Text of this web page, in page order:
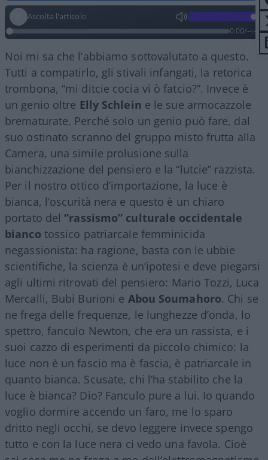
Ascolta l'articolo
0:00/--:--
Noi mi sa che l’abbiamo sottovalutato a questo.
Tutti a compatirlo, gli stivali infangati, la retorica
trombona, “mi ditcie cocia vi ò fatcio?”. Invece è
un genio oltre Elly Schlein e le sue armocazzole
brematurate. Perché solo un genio può fare, dal
suo ostinato scranno del gruppo misto frutta alla
Camera, una simile prolusione sulla
bianchizzazione del pensiero e la “lutcie” razzista.
Per il nostro ottico d’importazione, la luce è
bianca, l’oscurità nera e questo è un chiaro
portato del“rassismo” culturale occidentale
bianco tossico patriarcale femminicida
negassionista: ha ragione, basta con le ubbie
scientifiche, la scienza è un’ipotesi e deve piegarsi
agli ultimi ritrovati del pensiero: Mario Tozzi, Luca
Mercalli, Bubi Burioni e Abou Soumahoro. Chi se
ne frega delle frequenze, le lunghezze d’onda, lo
spettro, fanculo Newton, che era un rassista, e i
suoi cazzo di esperimenti da piccolo chimico: la
luce non è un fascio ma è fascia, è patriarcale in
quanto bianca. Scusate, chi l’ha stabilito che la
luce è bianca? Dio? Fanculo pure a lui. Io quando
voglio dormire accendo un faro, me lo sparo
dritto negli occhi, se devo leggere invece spengo
tutto e con la luce nera ci vedo una favola. Cioè